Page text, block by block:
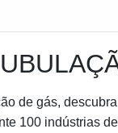
de gás,
100 indústrias